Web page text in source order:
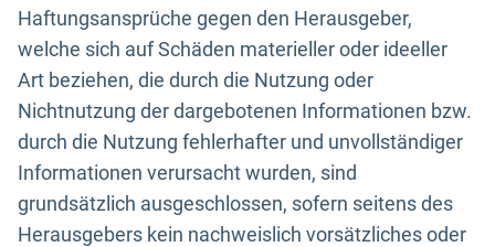
Haftungsansprüche gegen den Herausgeber,
welche sich auf Schäden materieller oder ideeller
Art beziehen, die durch die Nutzung oder
Nichtnutzung der dargebotenen Informationen bzw.
durch die Nutzung fehlerhafter und unvollständiger
Informationen verursacht wurden, sind
grundsätzlich ausgeschlossen, sofern seitens des
Herausgebers kein nachweislich vorsätzliches oder